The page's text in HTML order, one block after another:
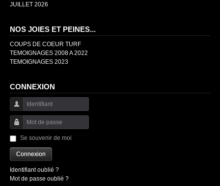
JUILLET 2026
NOS JOIES ET PEINES...
COUPS DE COEUR TURF
TEMOIGNAGES 2008 A 2022
TEMOIGNAGES 2023
CONNEXION
Identifiant
Mot de passe
Se souvenir de moi
Connexion
Identifiant oublié ?
Mot de passe oublié ?